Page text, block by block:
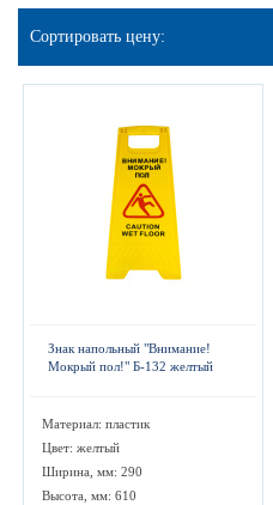
Сортировать цену:
Знак напольный "Внимание!
Мокрый пол!" Б-132 желтый
Материал: пластик
Цвет: желтый
Ширина, мм: 290
Высота, мм: 610